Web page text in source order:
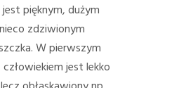
pięknym, dużym
zdziwionym
W pierwszym
jest lekko